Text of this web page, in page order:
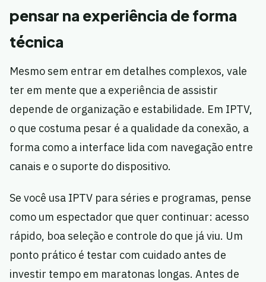
pensar na experiência de forma
técnica
Mesmo sem entrar em detalhes complexos, vale
ter em mente que a experiência de assistir
depende de organização e estabilidade. Em IPTV,
o que costuma pesar é a qualidade da conexão, a
forma como a interface lida com navegação entre
canais e o suporte do dispositivo.
Se você usa IPTV para séries e programas, pense
como um espectador que quer continuar: acesso
rápido, boa seleção e controle do que já viu. Um
ponto prático é testar com cuidado antes de
investir tempo em maratonas longas. Antes de